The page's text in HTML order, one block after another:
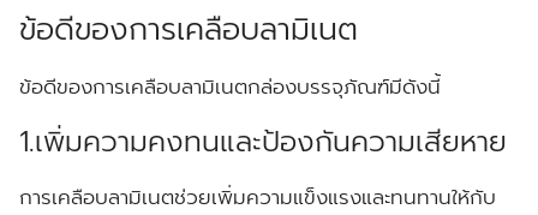
ข้อดีของการเคลือบลามิเนต
ข้อดีของการเคลือบลามิเนตกล่องบรรจุภัณฑ์มีดังนี้
1.เพิ่มความคงทนและป้องกันความเสียหาย
การเคลือบลามิเนตช่วยเพิ่มความแข็งแรงและทนทานให้กับ